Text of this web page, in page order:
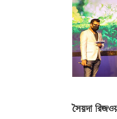
সৈয়দা